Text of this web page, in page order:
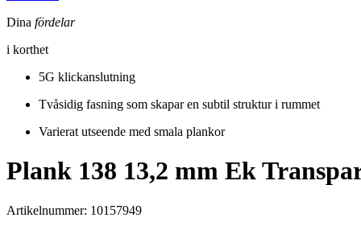
Dina fördelar
i korthet
5G klickanslutning
Tvåsidig fasning som skapar en subtil struktur i rummet
Varierat utseende med smala plankor
Plank 138 13,2 mm Ek
Artikelnummer: 10157949